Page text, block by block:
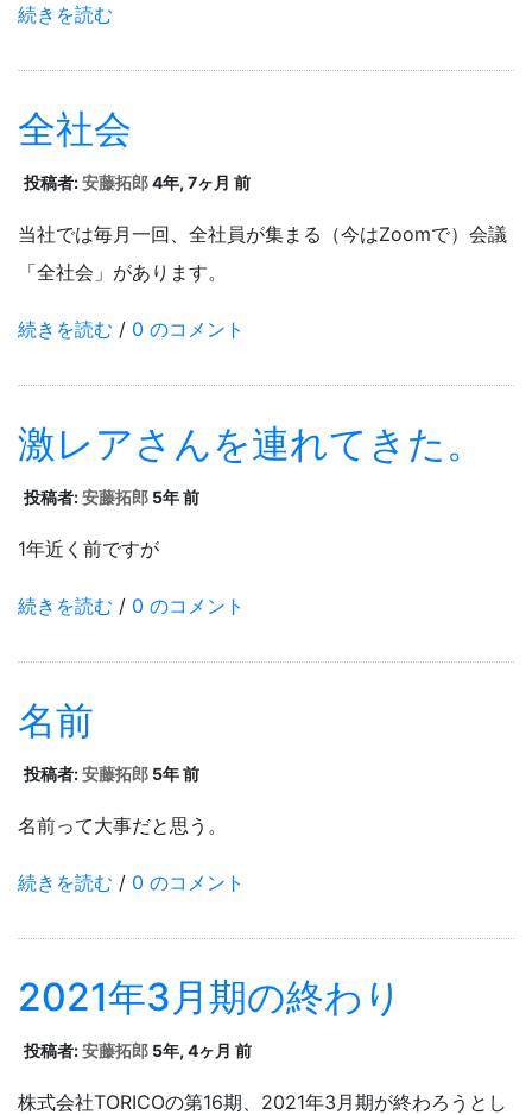
続きを読む
全社会
投稿者:安藤拓郎4年, 7ヶ月 前
当社では毎月一回、全社員が集まる（今はZoomで）会議
「全社会」があります。
続きを読む / 0 のコメント
激レアさんを連れてきた。
投稿者:安藤拓郎 5年 前
1年近く前ですが
続きを読む / 0 のコメント
名前
投稿者:安藤拓郎 5年 前
名前って大事だと思う。
続きを読む / 0 のコメント
2021年3月期の終わり
投稿者:安藤拓郎 5年, 4ヶ月 前
株式会社TORICOの第16期、2021年3月期が終わろうとし